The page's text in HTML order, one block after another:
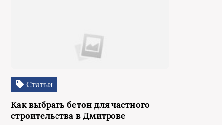
Статьи
Как выбрать бетон для частного
строительства в Дмитрове